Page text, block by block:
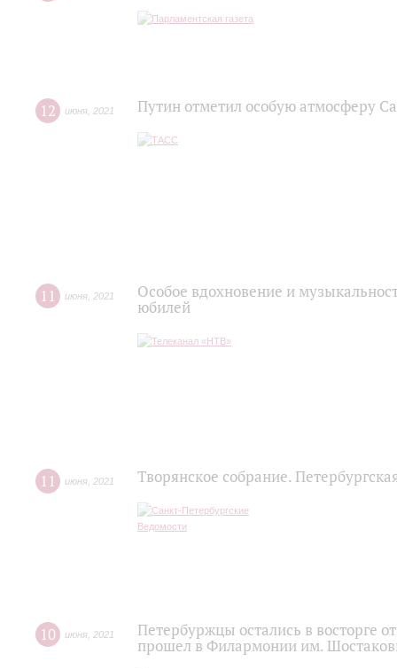
12 июня 2021 Путин отметил особую атмосферу
11 июня 2021
Особое вдохновение и
юбилей
11 июня 2021 Творянское собрание.
10 июня 2021
Петербуржцы остались в восторге
прошел в Филармонии им.